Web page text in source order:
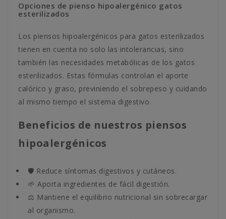
Opciones de pienso hipoalergénico gatos
esterilizados
Los piensos hipoalergénicos para gatos esterilizados
tienen en cuenta no solo las intolerancias, sino
también las necesidades metabólicas de los gatos
esterilizados. Estas fórmulas controlan el aporte
calórico y graso, previniendo el sobrepeso y cuidando
al mismo tiempo el sistema digestivo.
Beneficios de nuestros piensos
hipoalergénicos
🛡️ Reduce síntomas digestivos y cutáneos.
🌱 Aporta ingredientes de fácil digestión.
⚖️ Mantiene el equilibrio nutricional sin sobrecargar
al organismo.